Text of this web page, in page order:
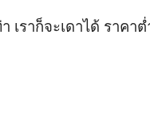
ราก็จะเดาได้ ราคาต่